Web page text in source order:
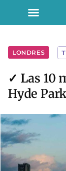
LONDRES
✓ Las 10
Hyde